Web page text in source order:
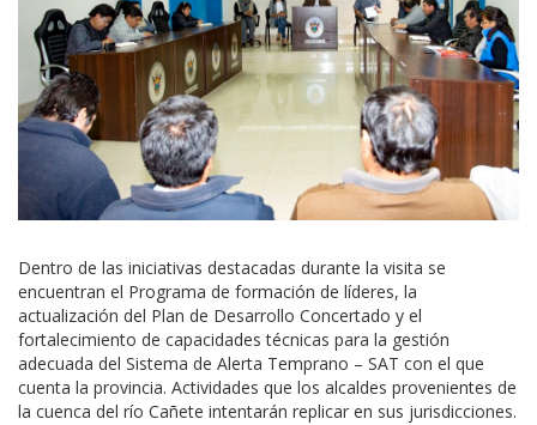
Dentro de las iniciativas destacadas durante la visita se
encuentran el Programa de formación de líderes, la
actualización del Plan de Desarrollo Concertado y el
fortalecimiento de capacidades técnicas para la gestión
adecuada del Sistema de Alerta Temprano – SAT con el que
cuenta la provincia. Actividades que los alcaldes provenientes de
la cuenca del río Cañete intentarán replicar en sus jurisdicciones.